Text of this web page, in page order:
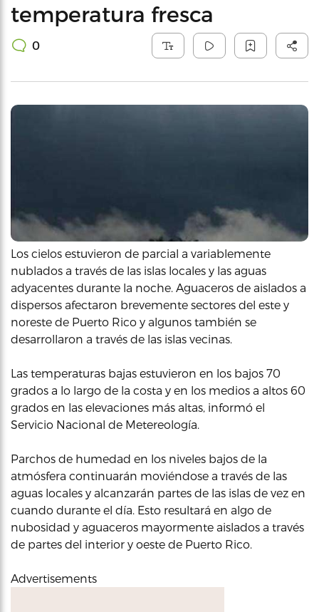
temperatura fresca
0
Los cielos estuvieron de parcial a variablemente
nublados a través de las islas locales y las aguas
adyacentes durante la noche. Aguaceros de aislados a
dispersos afectaron brevemente sectores del este y
noreste de Puerto Rico y algunos también se
desarrollaron a través de las islas vecinas.
Las temperaturas bajas estuvieron en los bajos 70
grados a lo largo de la costa y en los medios a altos 60
grados en las elevaciones más altas, informó el
Servicio Nacional de Metereología.
Parchos de humedad en los niveles bajos de la
atmósfera continuarán moviéndose a través de las
aguas locales y alcanzarán partes de las islas de vez en
cuando durante el día. Esto resultará en algo de
nubosidad y aguaceros mayormente aislados a través
de partes del interior y oeste de Puerto Rico.
Advertisements